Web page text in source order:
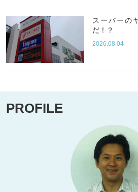
スーパーの
だ！？
2026.08.04
PROFILE